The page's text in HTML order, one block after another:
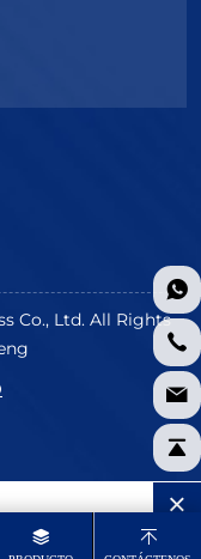
Co., Ltd. All Rights